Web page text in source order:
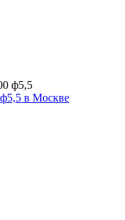
в Москве